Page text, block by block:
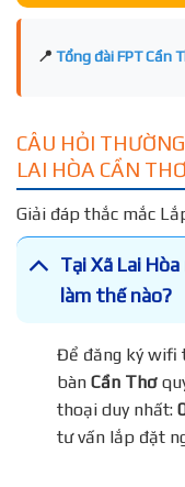
📍 Tổng đài FPT Cần
CÂU HỎI
LAI HÒA CẦN THƠ
Giải đáp thắc mắc
Tại Xã Lai
làm thế nào?
Để đăng ký wifi
bànCần Thơ
thoại duy nhất:
tư vấn lắp đặt